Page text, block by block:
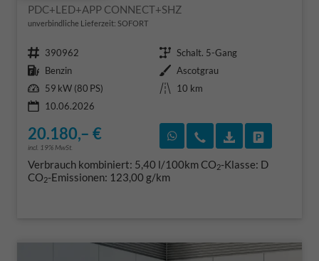
PDC+LED+APP CONNECT+SHZ
unverbindliche Lieferzeit: SOFORT
Fahrzeugnr. 390962 Getriebe Schalt. 5-Gang
Kraftstoff Benzin Außenfarbe Ascotgrau
Leistung 59 kW (80 PS) Kilometerstand
10 km
10.06.2026
20.180,– €
incl. 19% MwSt.
Rückruf vereinbaren
Wir rufen Sie an
Verbrauch kombiniert: 5,40 l/100kmCO2-Klasse: D
CO2-Emissionen: 123,00 g/km